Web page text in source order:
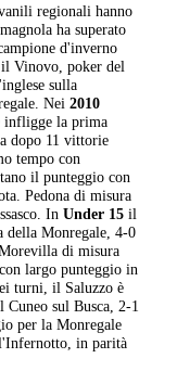
regionali hanno
ha superato
d'inverno
Vinovo, poker del
sulla
Nei2010
infligge la prima
dopo 11 vittorie
tempo con
il punteggio con
Pedona di misura
InUnder 15 il
della Monregale, 4-0
di misura
largo punteggio in
turni, il Saluzzo è
Cuneo sul Busca, 2-1
per la Monregale
in parità